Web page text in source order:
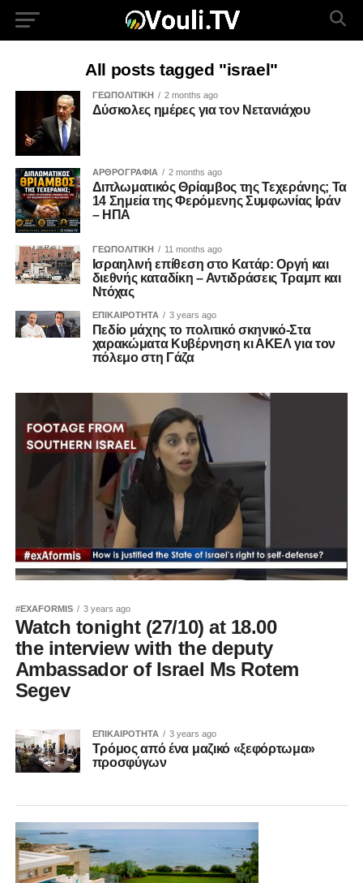
All posts tagged "israel"
ΓΕΩΠΟΛΙΤΙΚΗ 2 months ago
Δύσκολες ημέρες για τον Νετανιάχου
ΑΡΘΡΟΓΡΑΦΙΑ 2 months ago
Διπλωματικός Θρίαμβος της Τεχεράνης; Τα
14 Σημεία της Φερόμενης Συμφωνίας Ιράν
– ΗΠΑ
ΓΕΩΠΟΛΙΤΙΚΗ 11 months ago
Ισραηλινή επίθεση στο Κατάρ: Οργή και
διεθνής καταδίκη – Αντιδράσεις Τραμπ και
Ντόχας
ΕΠΙΚΑΙΡΟΤΗΤΑ 3 years ago
Πεδίο μάχης το πολιτικό σκηνικό-Στα
χαρακώματα Κυβέρνηση κι ΑΚΕΛ για τον
πόλεμο στη Γάζα
#EXAFORMIS 3 years ago
Watch tonight (27/10) at 18.00
the interview with the deputy
Ambassador of Israel Ms Rotem
Segev
ΕΠΙΚΑΙΡΟΤΗΤΑ 3 years ago
Τρόμος από ένα μαζικό «ξεφόρτωμα»
προσφύγων